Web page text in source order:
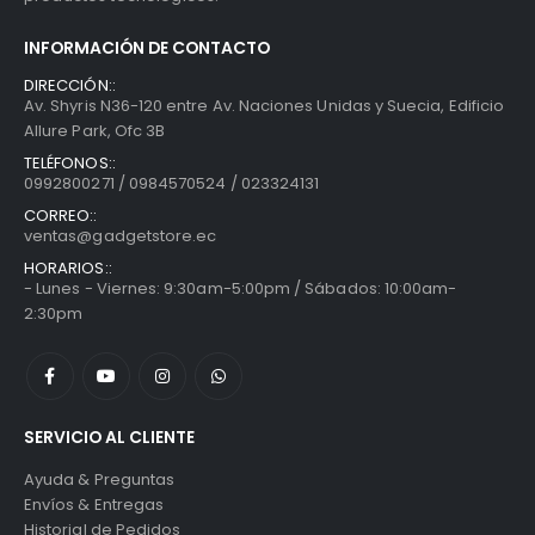
INFORMACIÓN DE CONTACTO
DIRECCIÓN::
Av. Shyris N36-120 entre Av. Naciones Unidas y Suecia, Edificio
Allure Park, Ofc 3B
TELÉFONOS::
0992800271 / 0984570524 / 023324131
CORREO::
ventas@gadgetstore.ec
HORARIOS::
- Lunes - Viernes: 9:30am-5:00pm / Sábados: 10:00am-
2:30pm
SERVICIO AL CLIENTE
Ayuda & Preguntas
Envíos & Entregas
Historial de Pedidos